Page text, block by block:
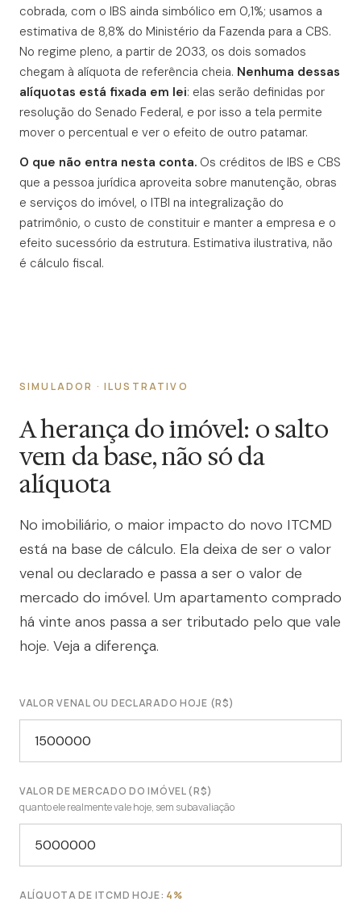
cobrada, com o IBS ainda simbólico em 0,1%; usamos a
estimativa de 8,8% do Ministério da Fazenda para a CBS.
No regime pleno, a partir de 2033, os dois somados
chegam à alíquota de referência cheia. Nenhuma dessas
alíquotas está fixada em lei: elas serão definidas por
resolução do Senado Federal, e por isso a tela permite
mover o percentual e ver o efeito de outro patamar.
O que não entra nesta conta. Os créditos de IBS e CBS
que a pessoa jurídica aproveita sobre manutenção, obras
e serviços do imóvel, o ITBI na integralização do
patrimônio, o custo de constituir e manter a empresa e o
efeito sucessório da estrutura. Estimativa ilustrativa, não
é cálculo fiscal.
SIMULADOR · ILUSTRATIVO
A herança do imóvel: o salto
vem da base, não só da
alíquota
No imobiliário, o maior impacto do novo ITCMD
está na base de cálculo. Ela deixa de ser o valor
venal ou declarado e passa a ser o valor de
mercado do imóvel. Um apartamento comprado
há vinte anos passa a ser tributado pelo que vale
hoje. Veja a diferença.
VALOR VENAL OU DECLARADO HOJE (R$)
VALOR DE MERCADO DO IMÓVEL (R$)
quanto ele realmente vale hoje, sem subavaliação
ALÍQUOTA DE ITCMD HOJE: 4%